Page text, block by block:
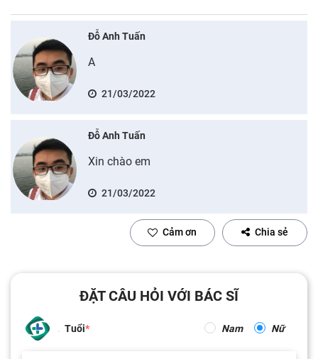
Đỗ Anh Tuấn
A
21/03/2022
Đỗ Anh Tuấn
Xin chào em
21/03/2022
Cảm ơn Chia sẻ
ĐẶT CÂU HỎI VỚI BÁC SĨ
Tuổi Nam Nữ